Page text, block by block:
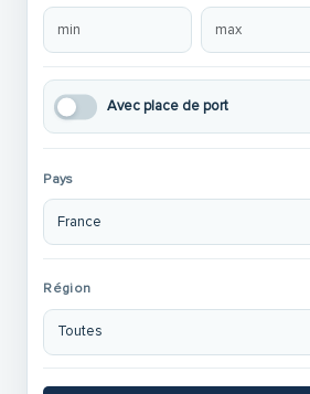
Avec place de port
Pays
Région